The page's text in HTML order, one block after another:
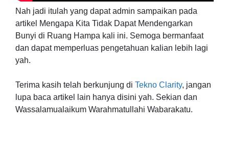
Nah jadi itulah yang dapat admin sampaikan pada
artikel Mengapa Kita Tidak Dapat Mendengarkan
Bunyi di Ruang Hampa kali ini. Semoga bermanfaat
dan dapat memperluas pengetahuan kalian lebih lagi
yah.
Terima kasih telah berkunjung di Tekno Clarity, jangan
lupa baca artikel lain hanya disini yah. Sekian dan
Wassalamualaikum Warahmatullahi Wabarakatu.